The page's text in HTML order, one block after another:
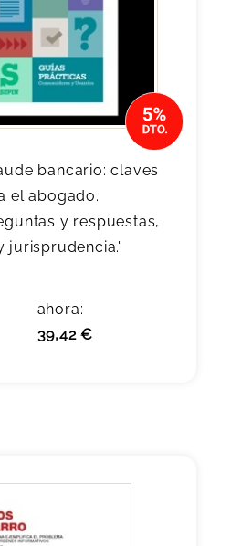
bancario: claves
el abogado.
y respuestas,
jurisprudencia.'
ahora:
39,42 €